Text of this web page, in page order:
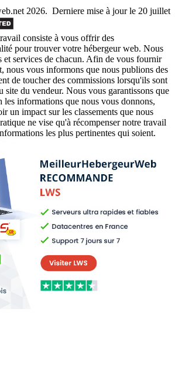
2026. Derniere mise à jour le 20 juillet
consiste à vous offrir des
pour trouver votre hébergeur web. Nous
et services de chacun. Afin de vous fournir
nous vous informons que nous publions des
de toucher des commissions lorsqu'ils sont
site du vendeur. Nous vous garantissons que
les informations que nous vous donnons,
un impact sur les classements que nous
ne vise qu'à récompenser notre travail
les plus pertinentes qui soient.